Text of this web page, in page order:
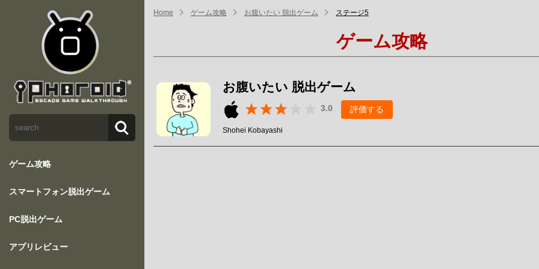
ゲーム攻略
スマートフォン脱出ゲーム
PC脱出ゲーム
アプリレビュー
Home ゲーム攻略 お腹いたい 脱出ゲーム ステージ5
ゲーム攻略
お腹いたい 脱出ゲーム
3.0 評価する
Shohei Kobayashi